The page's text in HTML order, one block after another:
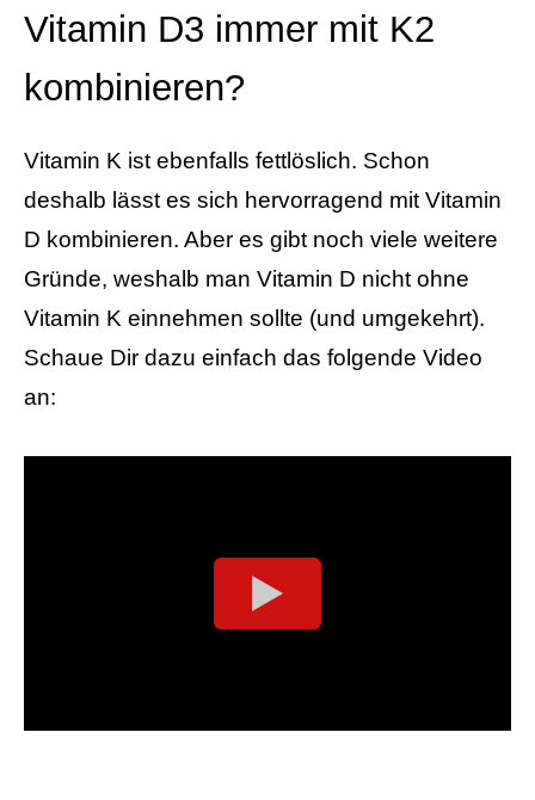
Vitamin D3 immer mit K2
kombinieren?
Vitamin K ist ebenfalls fettlöslich. Schon
deshalb lässt es sich hervorragend mit Vitamin
D kombinieren. Aber es gibt noch viele weitere
Gründe, weshalb man Vitamin D nicht ohne
Vitamin K einnehmen sollte (und umgekehrt).
Schaue Dir dazu einfach das folgende Video
an: